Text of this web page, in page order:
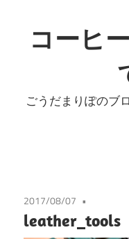
ン
テ
へ
コーヒ
ごうだまりぽのブ
2017/08/07
leather_tools